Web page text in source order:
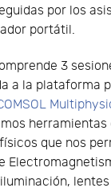
por los
portátil.
3
a la plataforma
que nos